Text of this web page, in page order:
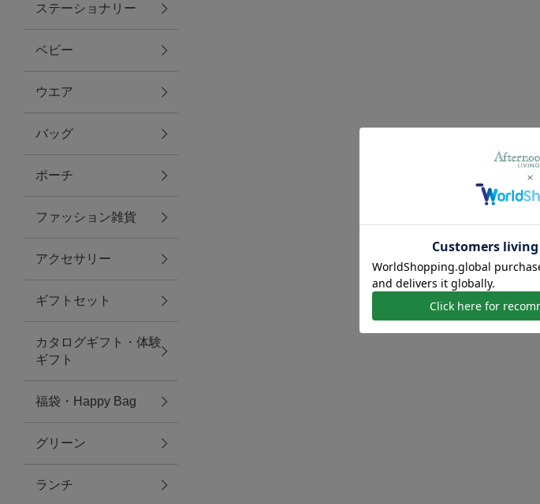
ファブリック
グリーン
バス＆ビューティー
バス＆ビューティー
タオル
ウエア＆バッグ
ウエア
レイングッズ
アクセサリー
ファッション雑貨
ステーショナリー
ベビー
ウエア
バッグ
ポーチ
ファッション雑貨
アクセサリー
ギフトセット
カタログギフト・体験
ギフト
福袋・Happy Bag
グリーン
ランチ